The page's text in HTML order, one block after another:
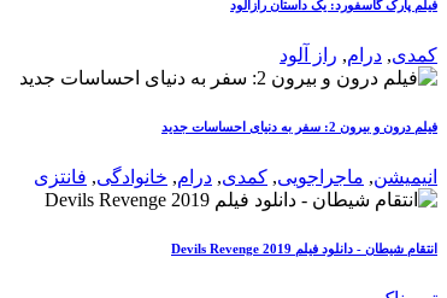
فیلم پارک گاسفورد: یک داستان رازآلود
کمدی, درام, راز آلود
فیلم درون و بیرون 2: سفر به دنیای احساسات جدید
انیمیشن, ماجراجویی, کمدی, درام, خانوادگی, فانتزی
انتقام شیطان - دانلود فیلم Devils Revenge 2019